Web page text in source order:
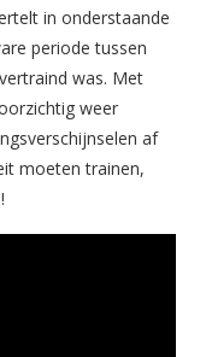
in onderstaande
periode tussen
was. Met
weer
af
moeten trainen,